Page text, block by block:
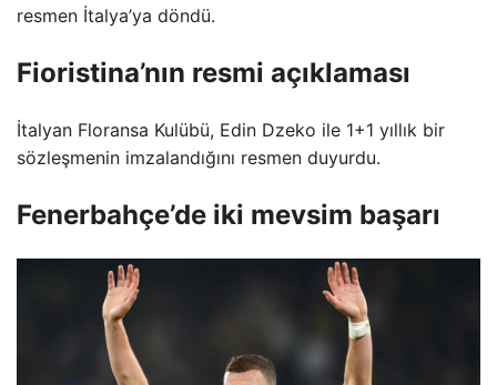
resmen İtalya’ya döndü.
Fioristina’nın resmi açıklaması
İtalyan Floransa Kulübü, Edin Dzeko ile 1+1 yıllık bir
sözleşmenin imzalandığını resmen duyurdu.
Fenerbahçe’de iki mevsim başarı